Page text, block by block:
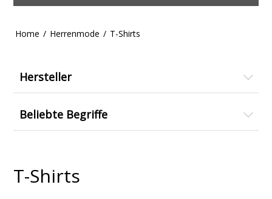
Home / Herrenmode / T-Shirts
Hersteller
Beliebte Begriffe
T-Shirts